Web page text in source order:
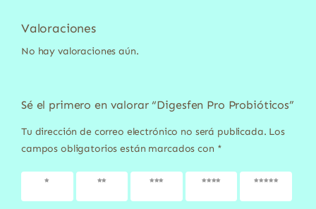
Valoraciones
No hay valoraciones aún.
Sé el primero en valorar “Digesfen Pro Probióticos”
Tu dirección de correo electrónico no será publicada. Los
campos obligatorios están marcados con *
1 de 5
2 de 5
3 de 5
4 de 5
5 de 5